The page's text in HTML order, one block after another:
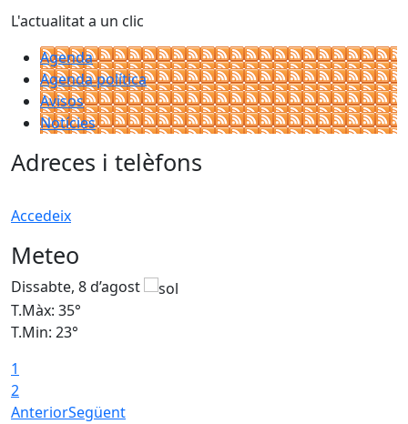
L'actualitat a un clic
Agenda
Agenda política
Avisos
Notícies
Adreces i telèfons
Accedeix
Meteo
Dissabte, 8 d’agost
T.Màx: 35°
T.Min: 23°
1
2
AnteriorSegüent